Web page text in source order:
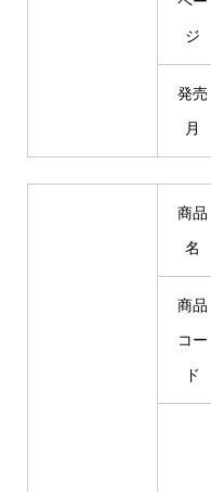
ジ
発売
月
商品
名
商品
コー
ド